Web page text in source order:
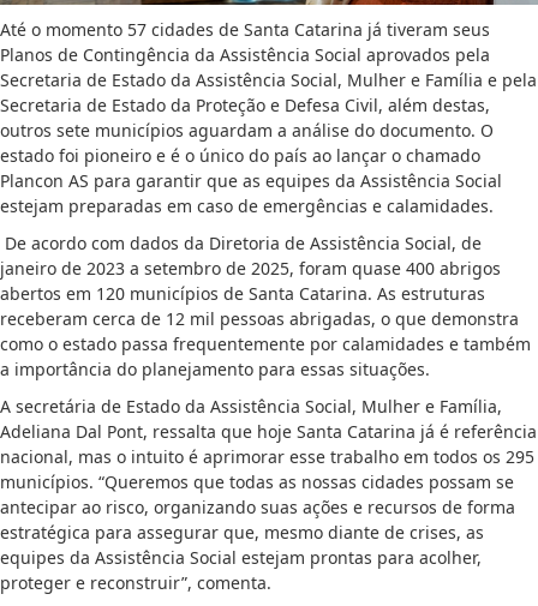
Até o momento 57 cidades de Santa Catarina já tiveram seus
Planos de Contingência da Assistência Social aprovados pela
Secretaria de Estado da Assistência Social, Mulher e Família e pela
Secretaria de Estado da Proteção e Defesa Civil, além destas,
outros sete municípios aguardam a análise do documento. O
estado foi pioneiro e é o único do país ao lançar o chamado
Plancon AS para garantir que as equipes da Assistência Social
estejam preparadas em caso de emergências e calamidades.
De acordo com dados da Diretoria de Assistência Social, de
janeiro de 2023 a setembro de 2025, foram quase 400 abrigos
abertos em 120 municípios de Santa Catarina. As estruturas
receberam cerca de 12 mil pessoas abrigadas, o que demonstra
como o estado passa frequentemente por calamidades e também
a importância do planejamento para essas situações.
A secretária de Estado da Assistência Social, Mulher e Família,
Adeliana Dal Pont, ressalta que hoje Santa Catarina já é referência
nacional, mas o intuito é aprimorar esse trabalho em todos os 295
municípios. “Queremos que todas as nossas cidades possam se
antecipar ao risco, organizando suas ações e recursos de forma
estratégica para assegurar que, mesmo diante de crises, as
equipes da Assistência Social estejam prontas para acolher,
proteger e reconstruir”, comenta.